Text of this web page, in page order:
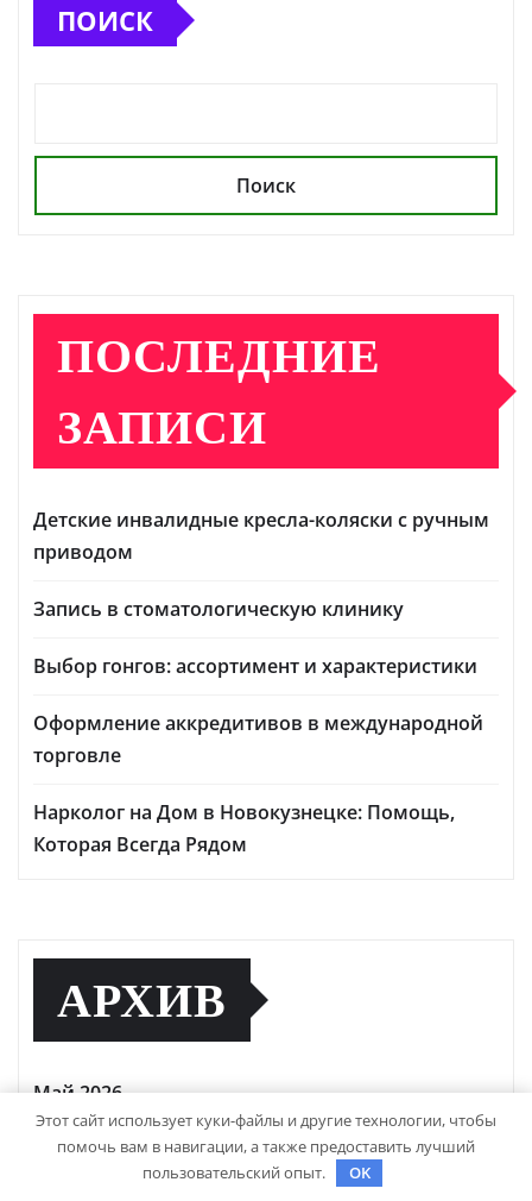
ПОИСК
Поиск
ПОСЛЕДНИЕ
ЗАПИСИ
Детские инвалидные кресла-коляски с ручным
приводом
Запись в стоматологическую клинику
Выбор гонгов: ассортимент и характеристики
Оформление аккредитивов в международной
торговле
Нарколог на Дом в Новокузнецке: Помощь,
Которая Всегда Рядом
АРХИВ
Май 2026
Апрель 2026
Этот сайт использует куки-файлы и другие технологии, чтобы
помочь вам в навигации, а также предоставить лучший
пользовательский опыт.
OK